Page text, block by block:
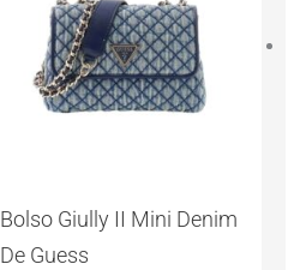
Bolso Giully II Mini Denim
De Guess